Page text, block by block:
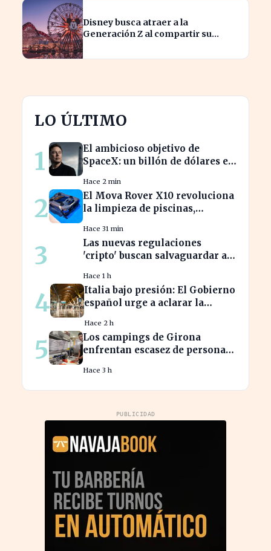
Disney busca atraer a la
Generación Z al compartir su
LO ÚLTIMO
1
El ambicioso objetivo de
SpaceX: un billón de dólares en
Hace 2 min
2
El Mova Rover X10 revoluciona
la limpieza de piscinas,
usuarios
Hace 31 min
3
Las nuevas regulaciones
'cripto' buscan salvaguardar a
Hace 1 h
4
Italia bajo presión: El Gobierno
español urge a aclarar la
Hace 2 h
5
Los campings de Girona
enfrentan escasez de personal
cubrirla
Hace 3 h
PUBLICIDAD